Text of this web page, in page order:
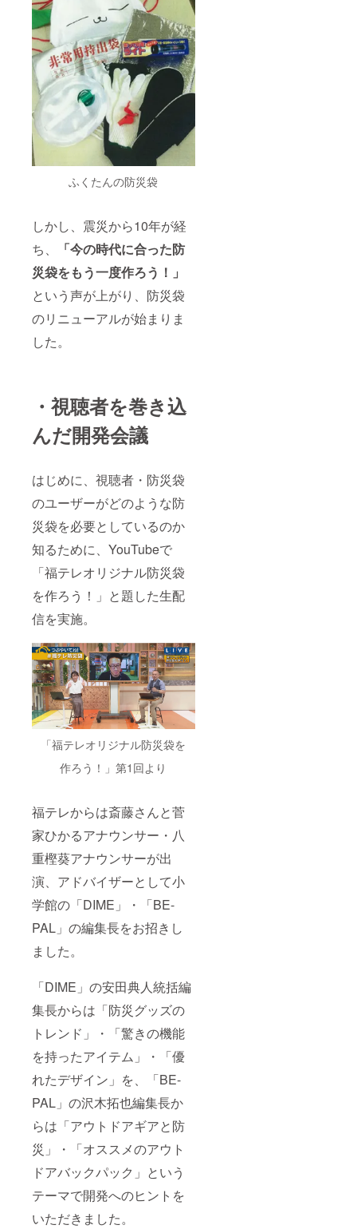
ふくたんの防災袋
しかし、震災から10年が経
ち、
「今の時代に合った防
災袋をもう一度作ろう！」
という声が上がり、防災袋
のリニューアルが始まりま
した。
・視聴者を巻き込
んだ開発会議
はじめに、視聴者・防災袋
のユーザーがどのような防
災袋を必要としているのか
知るために、YouTubeで
「福テレオリジナル防災袋
を作ろう！」と題した生配
信を実施。
「福テレオリジナル防災袋を
作ろう！」第1回より
福テレからは斎藤さんと菅
家ひかるアナウンサー・八
重樫葵アナウンサーが出
演、アドバイザーとして小
学館の「DIME」・「BE-
PAL」の編集長をお招きし
ました。
「DIME」の安田典人統括編
集長からは「防災グッズの
トレンド」・「驚きの機能
を持ったアイテム」・「優
れたデザイン」を、「BE-
PAL」の沢木拓也編集長か
らは「アウトドアギアと防
災」・「オススメのアウト
ドアバックパック」という
テーマで開発へのヒントを
いただきました。